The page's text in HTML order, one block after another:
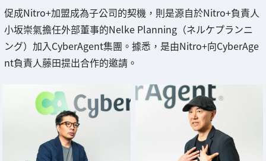
促成Nitro+加盟成為子公司的契機，則是源自於Nitro+負責人
小坂崇氣擔任外部董事的Nelke Planning（ネルケプランニ
ング）加入CyberAgent集團。據悉，是由Nitro+向CyberAge
nt負責人藤田提出合作的邀請。